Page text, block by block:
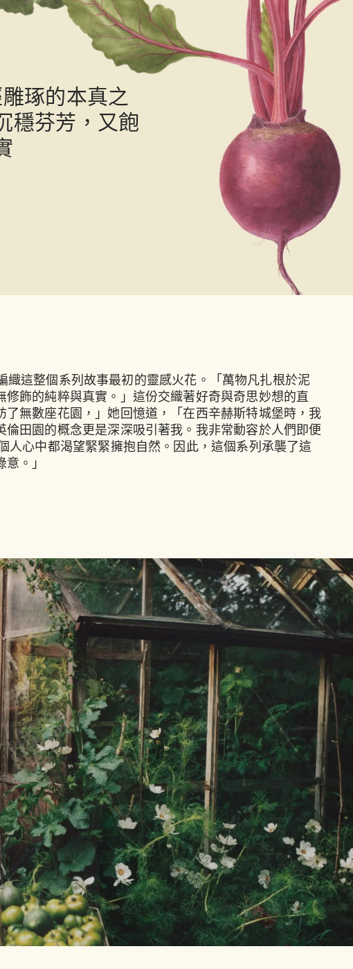
琢的本真之
穩芬芳，又飽
織這整個系列故事最初的靈感火花。「萬物凡扎根於泥
飾的純粹與真實。」這份交織著好奇與奇思妙想的直
無數座花園，」她回憶道，「在西辛赫斯特城堡時，我
田園的概念更是深深吸引著我。我非常動容於人們即便
心中都渴望緊緊擁抱自然。因此，這個系列承襲了這
。」